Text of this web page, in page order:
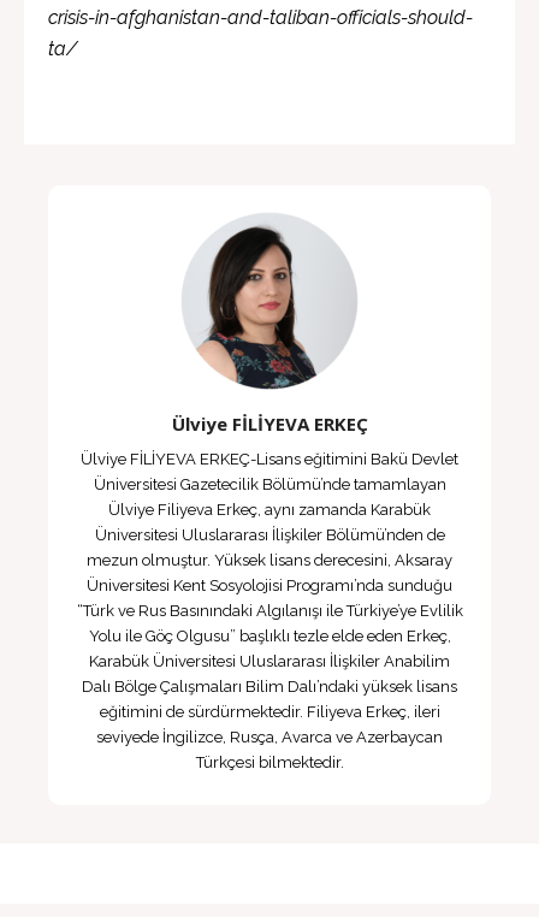
crisis-in-afghanistan-and-taliban-officials-should-
ta/
Ülviye FİLİYEVA ERKEÇ
Ülviye FİLİYEVA ERKEÇ-Lisans eğitimini Bakü Devlet
Üniversitesi Gazetecilik Bölümü’nde tamamlayan
Ülviye Filiyeva Erkeç, aynı zamanda Karabük
Üniversitesi Uluslararası İlişkiler Bölümü’nden de
mezun olmuştur. Yüksek lisans derecesini, Aksaray
Üniversitesi Kent Sosyolojisi Programı’nda sunduğu
“Türk ve Rus Basınındaki Algılanışı ile Türkiye’ye Evlilik
Yolu ile Göç Olgusu” başlıklı tezle elde eden Erkeç,
Karabük Üniversitesi Uluslararası İlişkiler Anabilim
Dalı Bölge Çalışmaları Bilim Dalı’ndaki yüksek lisans
eğitimini de sürdürmektedir. Filiyeva Erkeç, ileri
seviyede İngilizce, Rusça, Avarca ve Azerbaycan
Türkçesi bilmektedir.